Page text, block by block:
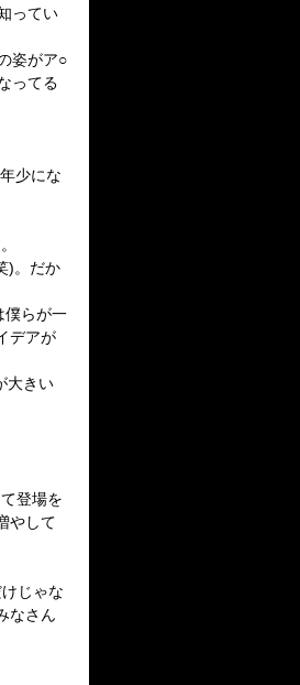
ってい
姿がア○
ってる
少にな
)。だか
僕らが一
デアが
大きい
登場を
やして
じゃな
なさん